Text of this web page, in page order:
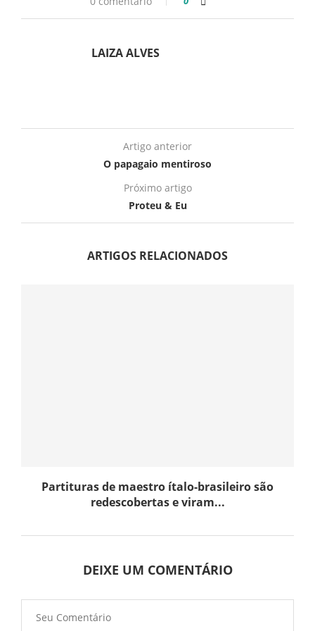
LAIZA ALVES
Artigo anterior
O papagaio mentiroso
Próximo artigo
Proteu & Eu
ARTIGOS RELACIONADOS
Partituras de maestro ítalo-brasileiro são
redescobertas e viram...
DEIXE UM COMENTÁRIO